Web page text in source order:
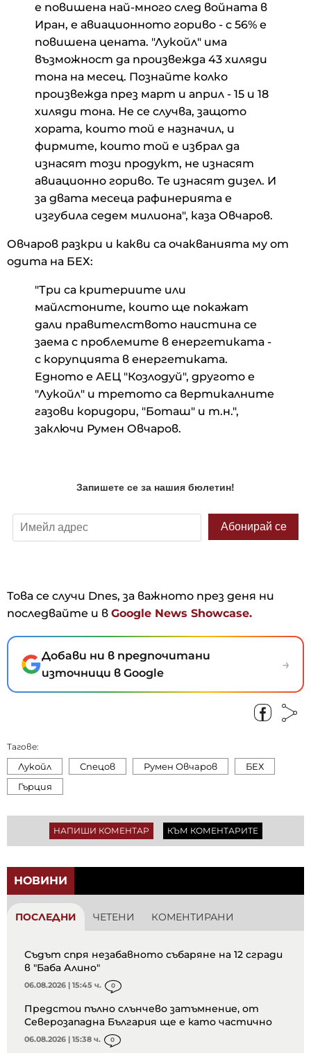
е повишена най-много след войната в
Иран, е авиационното гориво - с 56% е
повишена цената. "Лукойл" има
възможност да произвежда 43 хиляди
тона на месец. Познайте колко
произвежда през март и април - 15 и 18
хиляди тона. Не се случва, защото
хората, които той е назначил, и
фирмите, които той е избрал да
изнасят този продукт, не изнасят
авиационно гориво. Те изнасят дизел. И
за двата месеца рафинерията е
изгубила седем милиона", каза Овчаров.
Овчаров разкри и какви са очакванията му от
одита на БЕХ:
"Три са критериите или
майлстоните, които ще покажат
дали правителството наистина се
заема с проблемите в енергетиката -
с корупцията в енергетиката.
Едното е АЕЦ "Козлодуй", другото е
"Лукойл" и третото са вертикалните
газови коридори, "Боташ" и т.н.",
заключи Румен Овчаров.
Това се случи Dnes, за важното през деня ни
последвайте и в Google News Showcase.
Добави ни в предпочитани
източници в Google
→
Тагове:
Лукойл Спецов Румен Овчаров
БЕХ
Гърция
НАПИШИ КОМЕНТАР КЪМ КОМЕНТАРИТЕ
НОВИНИ
ПОСЛЕДНИ ЧЕТЕНИ КОМЕНТИРАНИ
Съдът спря незабавното събаряне на 12 сгради
в "Баба Алино"
06.08.2026 | 15:45 ч. 0
Предстои пълно слънчево затъмнение, от
Северозападна България ще е като частично
06.08.2026 | 15:38 ч. 0